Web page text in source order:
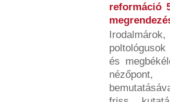
reformáció
és